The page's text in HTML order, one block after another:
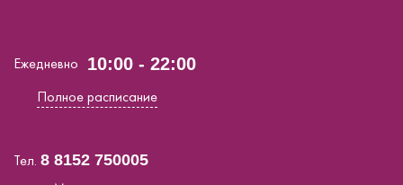
Ежедневно 10:00 - 22:00
Полное расписание
Тел. 8 8152 750005